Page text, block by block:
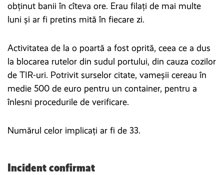
obținut banii în cîteva ore. Erau filați de mai multe
luni și ar fi pretins mită în fiecare zi.
Activitatea de la o poartă a fost oprită, ceea ce a dus
la blocarea rutelor din sudul portului, din cauza cozilor
de TIR-uri. Potrivit surselor citate, vameșii cereau în
medie 500 de euro pentru un container, pentru a
înlesni procedurile de verificare.
Numărul celor implicați ar fi de 33.
Incident confirmat